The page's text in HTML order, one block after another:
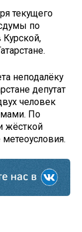
текущего
по
неподалёку
депутат
человек
По
жёсткой